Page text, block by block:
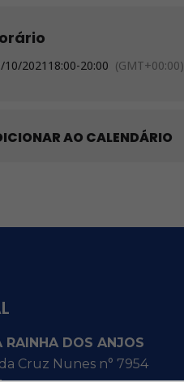
10/2021 18:00-20:00 (GMT+00:00)
AO CALENDÁRIO
RAINHA DOS ANJOS
Cruz Nunes n° 7954